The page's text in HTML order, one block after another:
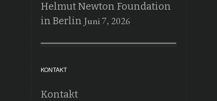
Helmut Newton Foundation
in Berlin Juni 7, 2026
KONTAKT
Kontakt